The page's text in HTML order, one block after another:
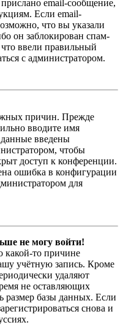
email-сообщение,
Если email-
что вы указали
он заблокирован спам-
ввели правильный
с администратором.
причин. Прежде
вводите имя
данные введены
чтобы
доступ к конференции.
ошибка в конфигурации
для
не могу войти!
какой-то причине
учётную запись. Кроме
удаляют
не оставляющих
размер базы данных. Если
снова и